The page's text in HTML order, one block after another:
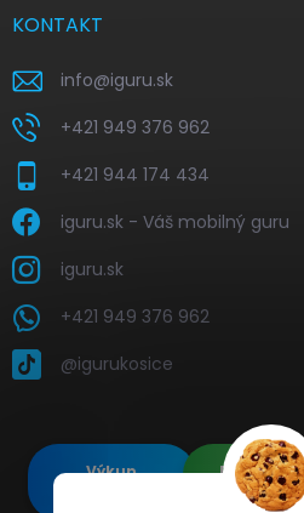
KONTAKT
info@iguru.sk
+421 949 376 962
+421 944 174 434
iguru.sk - Váš mobilný guru
iguru.sk
+421 949 376 962
@igurukosice
Výkup
Apple's